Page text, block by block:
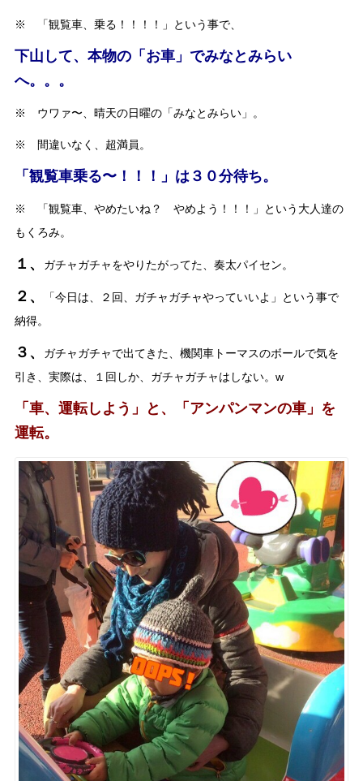
※ 「観覧車、乗る！！！！」という事で、
下山して、本物の「お車」でみなとみらい
へ。。。
※ ウワァ〜、晴天の日曜の「みなとみらい」。
※ 間違いなく、超満員。
「観覧車乗る〜！！！」は３０分待ち。
※ 「観覧車、やめたいね？ やめよう！！！」という大人達の
もくろみ。
１、 ガチャガチャをやりたがってた、奏太パイセン。
２、
「今日は、２回、ガチャガチャやっていいよ」という事で
納得。
３、
ガチャガチャで出てきた、機関車トーマスのボールで気を
引き、実際は、１回しか、ガチャガチャはしない。w
「車、運転しよう」と、「アンパンマンの車」を
運転。